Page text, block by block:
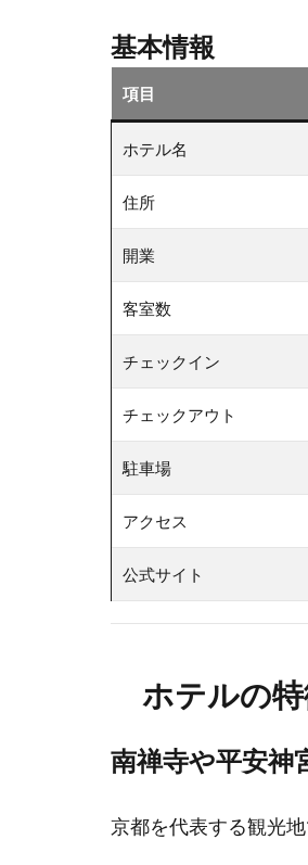
基本情報
項目
ホテル名
住所
開業
客室数
チェックイン
チェックアウト
駐車場
アクセス
公式サイト
ホテルの特
南禅寺や平安神
京都を代表する観光